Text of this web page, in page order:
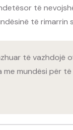
të
të rimarrin
të
me mundësi për